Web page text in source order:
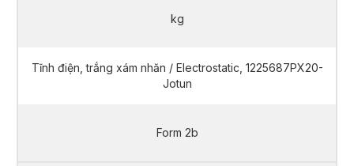
kg
Tĩnh điện, trắng xám nhăn / Electrostatic, 1225687PX20-
Jotun
Form 2b